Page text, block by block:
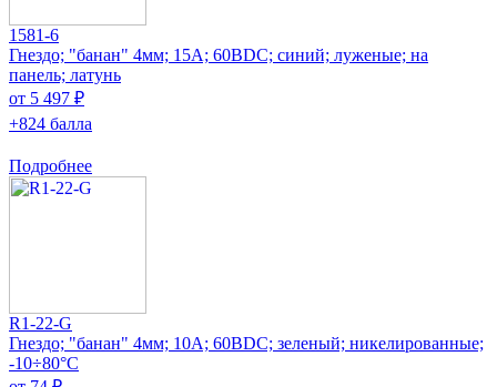
1581-6
Гнездо; "банан" 4мм; 15А; 60ВDC; синий; луженые; на
панель; латунь
от 5 497 ₽
+824 балла
Подробнее
R1-22-G
Гнездо; "банан" 4мм; 10А; 60ВDC; зеленый; никелированные;
-10÷80°C